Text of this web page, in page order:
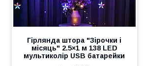
Гірлянда штора "Зірочки і
місяць" 2.5×1 м 138 LED
мультиколір USB батарейки